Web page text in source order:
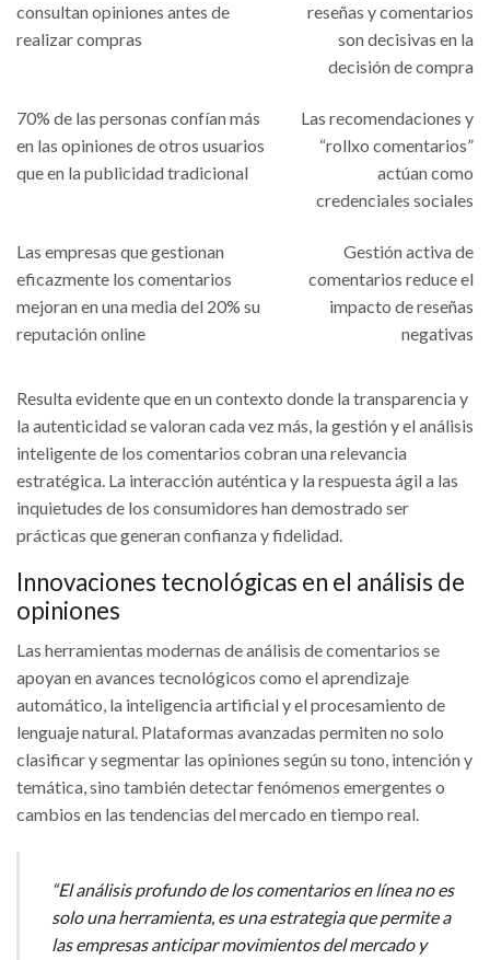
consultan opiniones antes de
realizar compras
reseñas y comentarios
son decisivas en la
decisión de compra
70% de las personas confían más
en las opiniones de otros usuarios
que en la publicidad tradicional
Las recomendaciones y
“rollxo comentarios”
actúan como
credenciales sociales
Las empresas que gestionan
eficazmente los comentarios
mejoran en una media del 20% su
reputación online
Gestión activa de
comentarios reduce el
impacto de reseñas
negativas
Resulta evidente que en un contexto donde la transparencia y
la autenticidad se valoran cada vez más, la gestión y el análisis
inteligente de los comentarios cobran una relevancia
estratégica. La interacción auténtica y la respuesta ágil a las
inquietudes de los consumidores han demostrado ser
prácticas que generan confianza y fidelidad.
Innovaciones tecnológicas en el análisis de
opiniones
Las herramientas modernas de análisis de comentarios se
apoyan en avances tecnológicos como el aprendizaje
automático, la inteligencia artificial y el procesamiento de
lenguaje natural. Plataformas avanzadas permiten no solo
clasificar y segmentar las opiniones según su tono, intención y
temática, sino también detectar fenómenos emergentes o
cambios en las tendencias del mercado en tiempo real.
“El análisis profundo de los comentarios en línea no es
solo una herramienta, es una estrategia que permite a
las empresas anticipar movimientos del mercado y